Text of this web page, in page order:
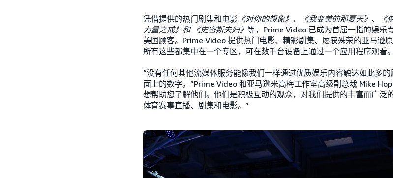
凭借提供的热门剧集和电影 《对你的想象》、《我变美的那夏天》、《
力量之戒》和 《史密斯夫妇》 等，Prime Video 已成为首屈一指的娱乐
美国顾客。Prime Video 提供热门电影、精彩剧集、屡获殊荣的亚马逊
所有这些都集中在一个专区，可在数千台设备上通过一个应用程序观看。
“没有任何其他流媒体服务能像我们一样通过优质娱乐内容触达如此多
面上的数字。”Prime Video 和亚马逊米高梅工作室高级副总裁 Mike
想帮助您了解他们。他们是积极互动的观众，对我们提供的丰富而广泛
体育赛事直播、剧集和电影。”